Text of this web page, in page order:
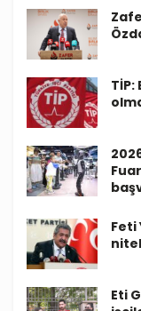
Feti
Eti